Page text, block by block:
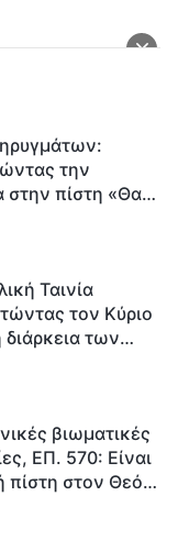
την
στην πίστη «Θα
Ταινία
τον Κύριο
διάρκεια των
Οι
χτυπούν.
αντίστροφη
βιωματικές
ΕΠ. 570: Είναι
πίστη στον Θεό